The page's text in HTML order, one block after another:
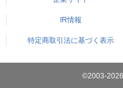
IR情報
特定商取引法に基づく表示
©2003-